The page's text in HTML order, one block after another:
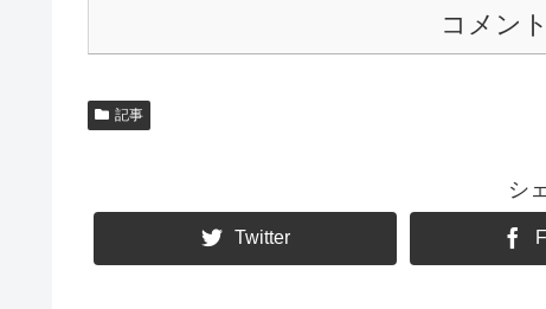
コメン
記事
シ
Twitter